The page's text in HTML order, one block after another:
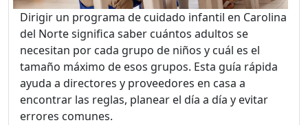
Dirigir un programa de cuidado infantil en Carolina
del Norte significa saber cuántos adultos se
necesitan por cada grupo de niños y cuál es el
tamaño máximo de esos grupos. Esta guía rápida
ayuda a directores y proveedores en casa a
encontrar las reglas, planear el día a día y evitar
errores comunes.